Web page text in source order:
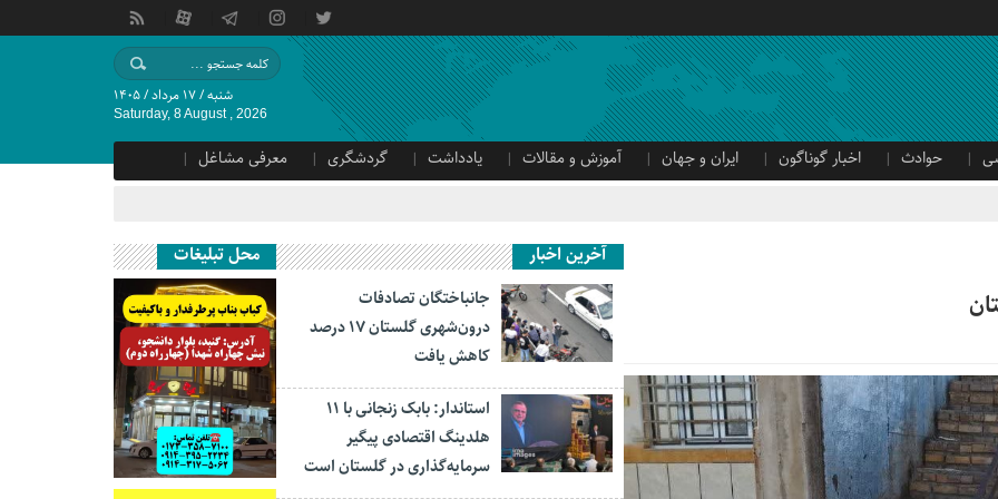
شنبه / ۱۷ مرداد / ۱۴۰۵
Saturday, 8 August , 2026
حوادث اخبار گوناگون ایران و جهان آموزش و مقالات یادداشت گردشگری
معرفی مشاغل
آخرین اخبار
جانباختگان تصادفات
درون‌شهری گلستان ۱۷ درصد
کاهش یافت
استاندار: بابک زنجانی با ۱۱
هلدینگ اقتصادی پیگیر
سرمایه‌گذاری در گلستان است
محل تبلیغات